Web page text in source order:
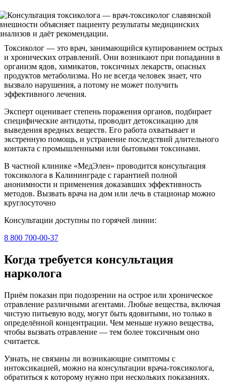
Токсиколог — это врач, занимающийся купированием острых
и хронических отравлений. Они возникают при попадании в
организм ядов, химикатов, токсичных лекарств, опасных
продуктов метаболизма. Но не всегда человек знает, что
вызвало нарушения, а потому не может получить
эффективного лечения.
Эксперт оценивает степень поражения органов, подбирает
специфические антидоты, проводит детоксикацию для
выведения вредных веществ. Его работа охватывает и
экстренную помощь, и устранение последствий длительного
контакта с промышленными или бытовыми токсинами.
В частной клинике «МедЭлен» проводится консультация
токсиколога в Калининграде с гарантией полной
анонимности и применения доказавших эффективность
методов. Вызвать врача на дом или лечь в стационар можно
круглосуточно
Консультации доступны по горячей линии:
8 800 700-00-37
Когда требуется консультация
нарколога
Приём показан при подозрении на острое или хроническое
отравление различными агентами. Любые вещества, включая
чистую питьевую воду, могут быть ядовитыми, но только в
определённой концентрации. Чем меньше нужно вещества,
чтобы вызвать отравление — тем более токсичным оно
считается.
Узнать, не связаны ли возникающие симптомы с
интоксикацией, можно на консультации врача-токсиколога,
обратиться к которому нужно при нескольких показаниях.